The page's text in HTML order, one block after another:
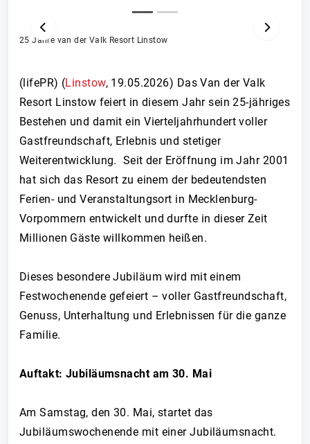
25 Jahre van der Valk Resort Linstow
ZURÜCK
(lifePR) (Linstow, 19.05.2026) Das Van der Valk
Resort Linstow feiert in diesem Jahr sein 25-jähriges
Bestehen und damit ein Vierteljahrhundert voller
Gastfreundschaft, Erlebnis und stetiger
Weiterentwicklung. Seit der Eröffnung im Jahr 2001
hat sich das Resort zu einem der bedeutendsten
Ferien- und Veranstaltungsort in Mecklenburg-
Vorpommern entwickelt und durfte in dieser Zeit
Millionen Gäste willkommen heißen.
Dieses besondere Jubiläum wird mit einem
Festwochenende gefeiert – voller Gastfreundschaft,
Genuss, Unterhaltung und Erlebnissen für die ganze
Familie.
Auftakt: Jubiläumsnacht am 30. Mai
Am Samstag, den 30. Mai, startet das
Jubiläumswochenende mit einer Jubiläumsnacht.